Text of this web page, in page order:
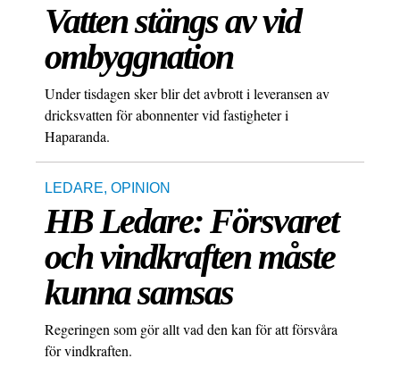
Vatten stängs av vid
ombyggnation
Under tisdagen sker blir det avbrott i leveransen av
dricksvatten för abonnenter vid fastigheter i
Haparanda.
LEDARE, OPINION
HB Ledare: Försvaret
och vindkraften måste
kunna samsas
Regeringen som gör allt vad den kan för att försvåra
för vindkraften.